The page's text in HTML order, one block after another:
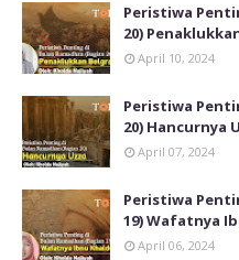
Peristiwa
20)
April 10, 2024
Peristiwa
20) Hancurnya
April 07, 2024
Peristiwa
19) Wafatnya
April 06, 2024